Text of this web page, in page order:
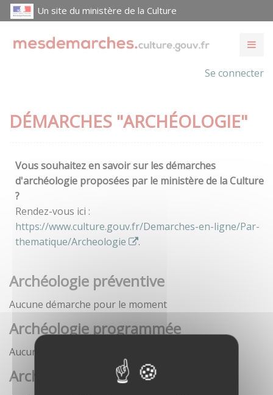
Un site du ministère de la Culture
Se connecter
DÉMARCHES "ARCHÉOLOGIE"
Vous souhaitez en savoir sur les démarches
d'archéologie proposées par le ministère de la Culture
?
Rendez-vous ici :
https://www.culture.gouv.fr/Demarches-en-ligne/Par-
thematique/Archeologie
.
Archéologie préventive
Aucune démarche pour le moment
Archéologie programmée
Aucune démarche pour le moment
Archéologie sous-marine